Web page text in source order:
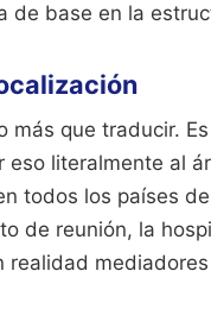
de base en la
más que traducir.
eso literalmente al
todos los países
de reunión, la
realidad